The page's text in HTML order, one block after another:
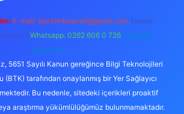
E-mail: backlinkpaneli@gmail.com Teams:
Whatsapp: 0262 606 0 726 Telegram:
@karabul
5651 Sayılı Kanun gereğince Bilgi Teknolojileri
(BTK) tarafından onaylanmış bir Yer Sağlayıcı
Bu nedenle, sitedeki içerikleri proaktif
araştırma yükümlülüğümüz bulunmamaktadır.